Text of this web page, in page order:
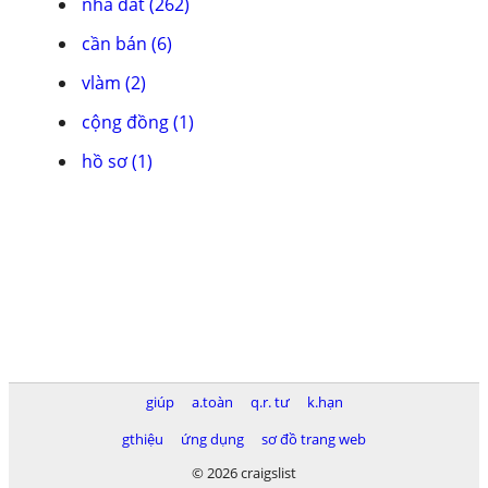
cần bán (6)
vlàm (2)
cộng đồng (1)
hồ sơ (1)
giúp a.toàn q.r. tư
k.hạn
gthiệu
ứng dụng
sơ đồ trang web
© 2026 craigslist